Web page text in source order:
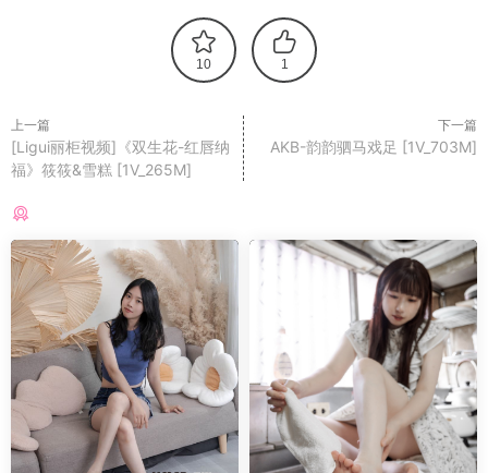
10 1
上一篇
[Ligui丽柜视频]《双生花-红唇纳
福》筱筱&雪糕 [1V_265M]
下一篇
AKB-韵韵驷马戏足 [1V_703M]